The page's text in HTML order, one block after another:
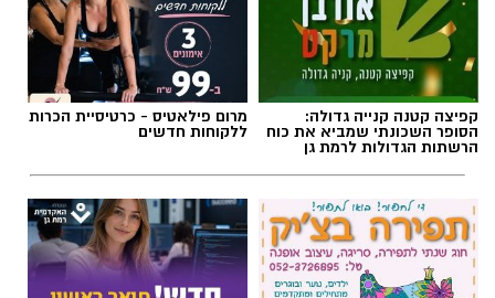
קפיצה קטנה קנייה גדולה:
הסופר השכונתי שמביא את כוח
הרשתות הגדולות לרמת גן
מרום פילאטיס - כרטיסיית הכרות
ללקוחות חדשים